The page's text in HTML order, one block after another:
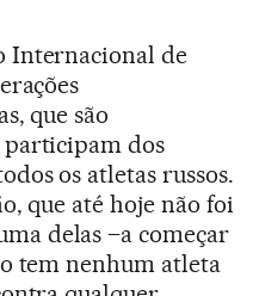
Internacional de
que são
dos
os atletas russos.
que até hoje não foi
delas –a começar
tem nenhum atleta